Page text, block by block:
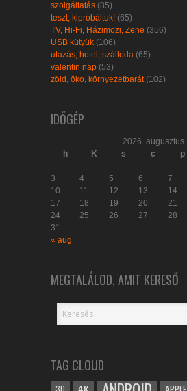
szolgáltatás (85)
teszt, kipróbáltuk! (65)
TV, Hi-Fi, Házimozi, Zene (356)
USB kütyük (106)
utazás, hotel, szálloda (65)
valentin nap (53)
zöld, öko, környezetbarát(102)
IDŐGÉP
2026. augusztus
h
K s c p
3
4 5 6 7
10
11 12 13 14
17
18 19 20 21
24
25 26 27 28
31
« aug
MEGTALÁLOD, AMIT KERESŐ
TAG CLOUD
3D